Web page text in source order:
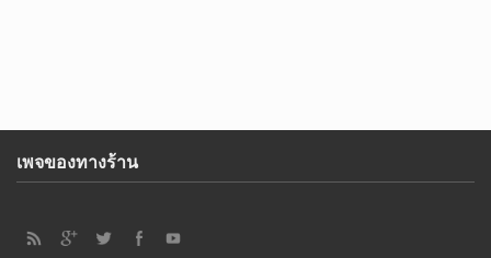
เพจของทางร้าน